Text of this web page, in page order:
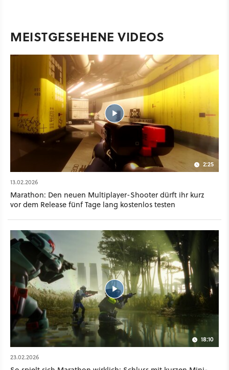
MEISTGESEHENE VIDEOS
2:25
13.02.2026
Marathon: Den neuen Multiplayer-Shooter dürft ihr kurz
vor dem Release fünf Tage lang kostenlos testen
18:10
23.02.2026